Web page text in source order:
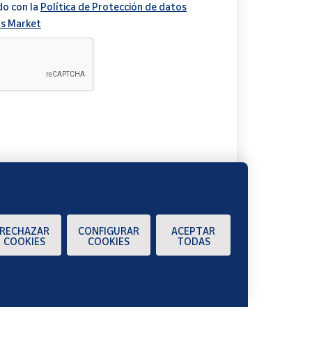
con la Política de Protección de datos
Market
COOKIES
CONFIGURAR
COOKIES
ACEPTAR
TODAS